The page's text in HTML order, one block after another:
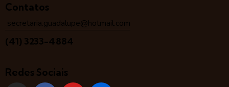
Contatos
secretaria.guadalupe@hotmail.com
(41) 3233-4884
Redes Sociais